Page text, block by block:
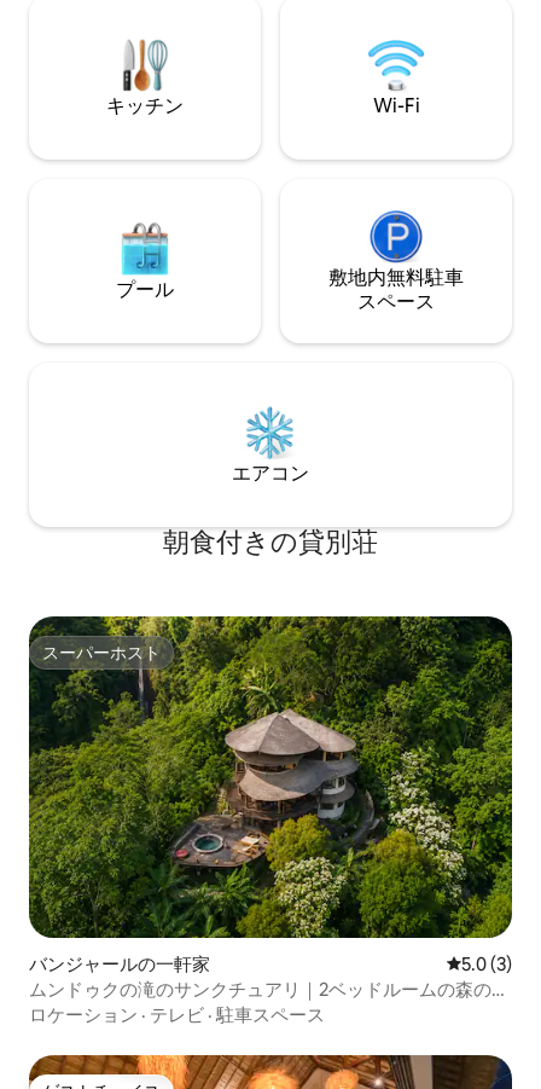
の家はとても清潔で、オーナーはとても
フレンドリーで、十分な英語が話せま
または2室のみで、最大4名様まで快適に
ダイニングルーム、リビングルーム、キ
ご家族連れにはとても適していますが、
リラックスして騒音から離れたいカップ
ルにも最適です。 スクービー（ゴールデ
ンレトリバー）とイーゴ（バリ犬）とい
う2匹の犬がいます。とても素敵で、手入
れが行き届いていて安全な犬です。 私た
ベーカリーまで5
リングが提供され
キッチン Wi-Fi
プール
敷地内無料駐⁠車
ス⁠ペ⁠ー⁠ス
エアコン
朝食付きの貸別荘
スーパーホスト
スーパーホスト
バンジャールの一軒家 レビュー3
5.0 (3)
ムンドゥクの滝のサンクチュアリ｜2ベッドルームの森のヴ
ィラ
ロケーション · テレビ ·駐車スペース